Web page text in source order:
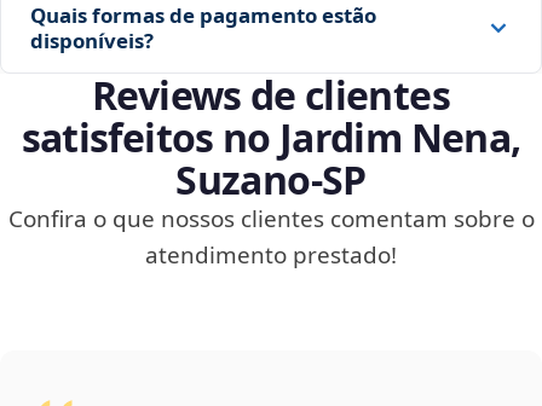
Quais formas de pagamento estão
disponíveis?
Reviews de clientes
satisfeitos no Jardim Nena,
Suzano‑SP
Confira o que nossos clientes comentam sobre o
atendimento prestado!